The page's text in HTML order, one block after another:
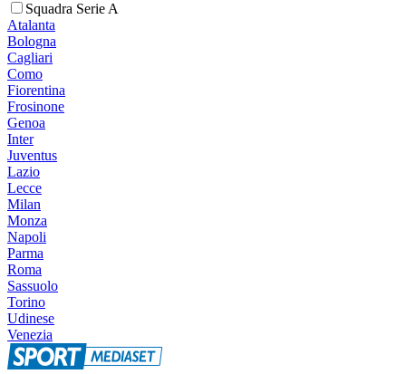
Squadra Serie A
Atalanta
Bologna
Cagliari
Como
Fiorentina
Frosinone
Genoa
Inter
Juventus
Lazio
Lecce
Milan
Monza
Napoli
Parma
Roma
Sassuolo
Torino
Udinese
Venezia